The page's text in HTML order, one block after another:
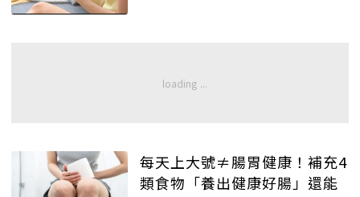
每天上大號≠腸胃健康！補充4
類食物「養出健康好腸」還能